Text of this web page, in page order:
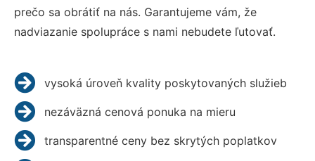
prečo sa obrátiť na nás. Garantujeme vám, že
nadviazanie spolupráce s nami nebudete ľutovať.
vysoká úroveň kvality poskytovaných služieb
nezáväzná cenová ponuka na mieru
transparentné ceny bez skrytých poplatkov